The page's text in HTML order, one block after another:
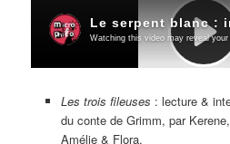
Les trois fileuses : lecture &
du conte de Grimm, par
Amélie & Flora.